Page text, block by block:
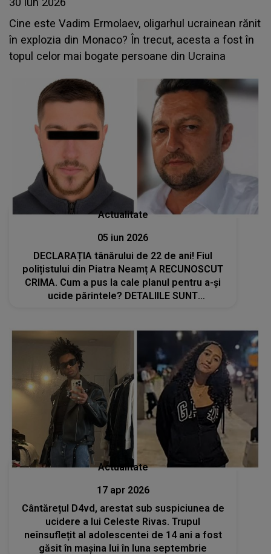
Cine este Vadim Ermolaev, oligarhul ucrainean rănit
în explozia din Monaco? În trecut, acesta a fost în
topul celor mai bogate persoane din Ucraina
Actualitate
05 iun 2026
DECLARAȚIA tânărului de 22 de ani! Fiul
polițistului din Piatra Neamț A RECUNOSCUT
CRIMA. Cum a pus la cale planul pentru a-și
ucide părintele? DETALIILE SUNT
Actualitate
17 apr 2026
Cântărețul D4vd, arestat sub suspiciunea de
ucidere a lui Celeste Rivas. Trupul
neînsuflețit al adolescentei de 14 ani a fost
găsit în mașina lui în luna septembrie